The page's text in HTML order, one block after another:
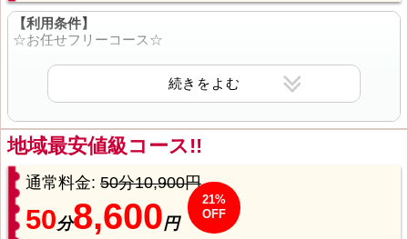
１３０分
２１,０００円
善通寺市内【交通費0円】
お好みのタイプをお伝えくださいね♪
【利用条件】
☆お任せフリーコース☆
各コースに１０分プラスされた
お得な人気フリーコース
3つのコースからお選び下さい。
① 60分 9,800円
② 90分 14,800円
地域最安値級コース!!
通常料金: 50分10,900円
50分8,600円
21%
OFF